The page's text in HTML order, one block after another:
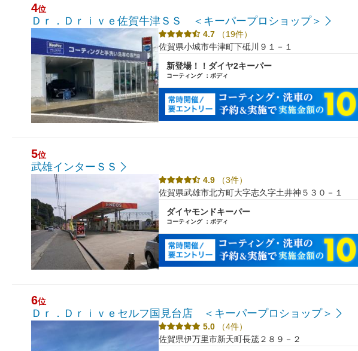
4位
Ｄｒ．Ｄｒｉｖｅ佐賀牛津ＳＳ ＜キーパープロショップ＞
4.7
（19件）
佐賀県小城市牛津町下砥川９１－１
新登場！！ダイヤ2キーパー
コーティング ：ボディ
5位
武雄インターＳＳ
4.9
（3件）
佐賀県武雄市北方町大字志久字土井神５３０－１
ダイヤモンドキーパー
コーティング ：ボディ
6位
Ｄｒ．Ｄｒｉｖｅセルフ国見台店 ＜キーパープロショップ＞
5.0
（4件）
佐賀県伊万里市新天町長筬２８９－２